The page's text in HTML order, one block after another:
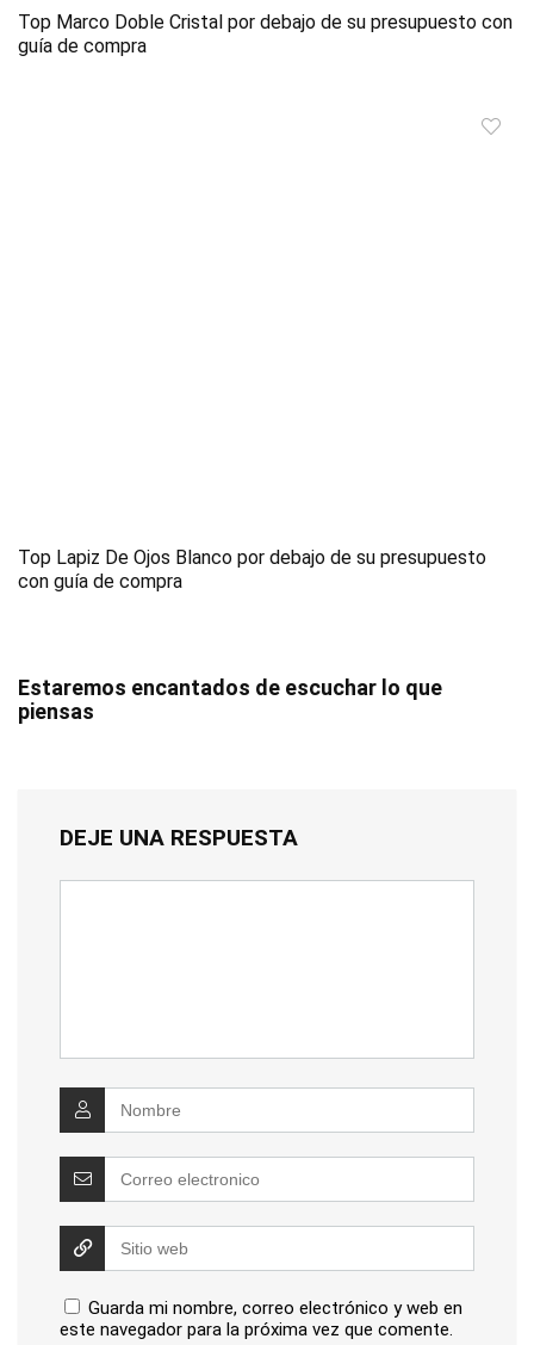
Top Marco Doble Cristal por debajo de su presupuesto con
guía de compra
Top Lapiz De Ojos Blanco por debajo de su presupuesto
con guía de compra
Estaremos encantados de escuchar lo que
piensas
DEJE UNA RESPUESTA
Guarda mi nombre, correo electrónico y web en
este navegador para la próxima vez que comente.